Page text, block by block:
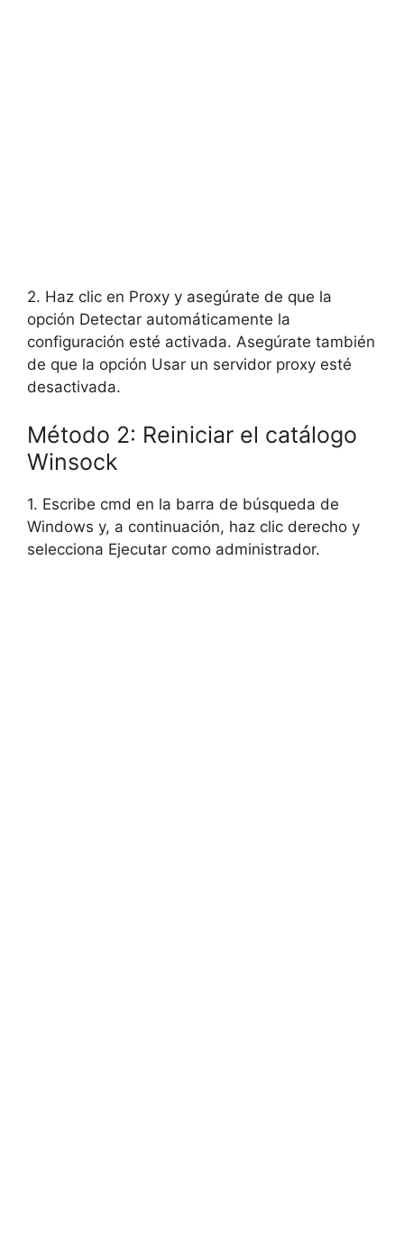
2. Haz clic en Proxy y asegúrate de que la
opción Detectar automáticamente la
configuración esté activada. Asegúrate también
de que la opción Usar un servidor proxy esté
desactivada.
Método 2: Reiniciar el catálogo
Winsock
1. Escribe cmd en la barra de búsqueda de
Windows y, a continuación, haz clic derecho y
selecciona Ejecutar como administrador.